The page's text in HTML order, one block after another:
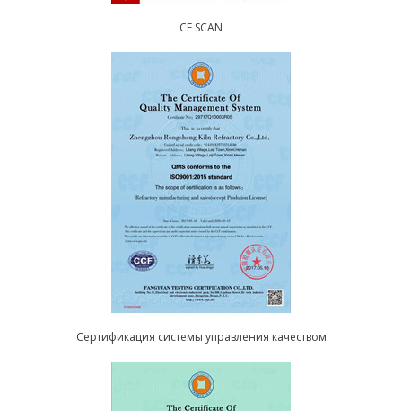
CE SCAN
Сертификация системы управления качеством